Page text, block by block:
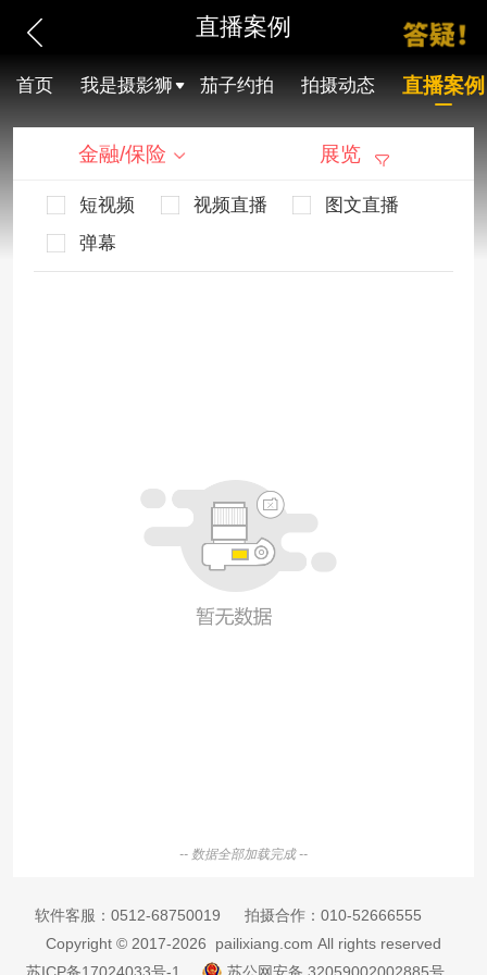
直播案例
首页 我是摄影狮 茄子约拍 拍摄动态 直播案例
金融/保险 展览
短视频 视频直播
图文直播
弹幕
-- 数据全部加载完成 --
软件客服： 0512-68750019 拍摄合作： 010-52666555
Copyright © 2017-2026 pailixiang.com All rights reserved
苏ICP备17024033号-1
苏公网安备 32059002002885号